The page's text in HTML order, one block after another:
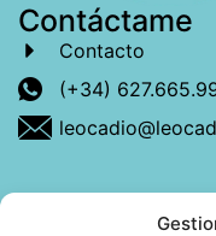
Contáctame
Contacto
(+34)